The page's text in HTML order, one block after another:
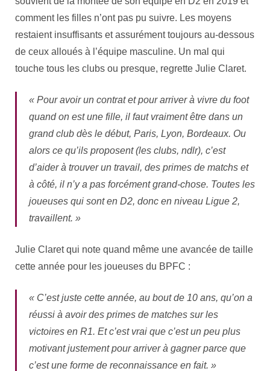
comment les filles n’ont pas pu suivre. Les moyens
restaient insuffisants et assurément toujours au-dessous
de ceux alloués à l’équipe masculine. Un mal qui
touche tous les clubs ou presque, regrette Julie Claret.
« Pour avoir un contrat et pour arriver à vivre du foot
quand on est une fille, il faut vraiment être dans un
grand club dès le début, Paris, Lyon, Bordeaux. Ou
alors ce qu’ils proposent (les clubs, ndlr), c’est
d’aider à trouver un travail, des primes de matchs et
à côté, il n’y a pas forcément grand-chose. Toutes les
joueuses qui sont en D2, donc en niveau Ligue 2,
travaillent. »
Julie Claret qui note quand même une avancée de taille
cette année pour les joueuses du BPFC :
« C’est juste cette année, au bout de 10 ans, qu’on a
réussi à avoir des primes de matches sur les
victoires en R1. Et c’est vrai que c’est un peu plus
motivant justement pour arriver à gagner parce que
c’est une forme de reconnaissance en fait. »